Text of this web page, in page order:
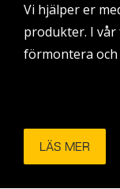
Vi hjälper er
produkter. I
förmontera och
LÄS MER